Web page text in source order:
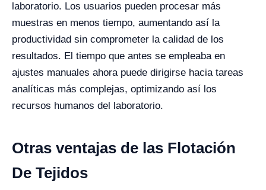
laboratorio. Los usuarios pueden procesar más
muestras en menos tiempo, aumentando así la
productividad sin comprometer la calidad de los
resultados. El tiempo que antes se empleaba en
ajustes manuales ahora puede dirigirse hacia tareas
analíticas más complejas, optimizando así los
recursos humanos del laboratorio.
Otras ventajas de las Flotación
De Tejidos